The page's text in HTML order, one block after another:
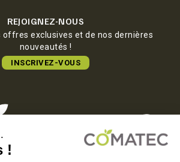
REJOIGNEZ-NOUS
offres exclusives et de nos dernières
nouveautés !
INSCRIVEZ-VOUS